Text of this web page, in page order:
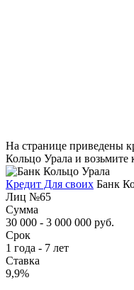
На странице приведены
Кольцо Урала и возьмите
Кредит Для своих Банк
Лиц №65
Сумма
30 000 - 3 000 000 руб.
Срок
1 года - 7 лет
Ставка
9,9%